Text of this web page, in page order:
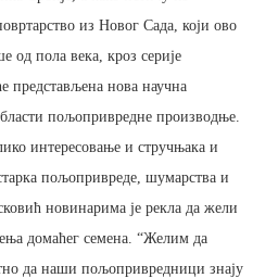
из Новог Сада, који ово
од пола века, кроз серије
представљена нова научна
пољопривредне производње.
интересовање и стручњака и
пољопривреде, шумарства и
новинарима је рекла да жели
домаћег семена. “Желим да
да наши пољопривредници знају